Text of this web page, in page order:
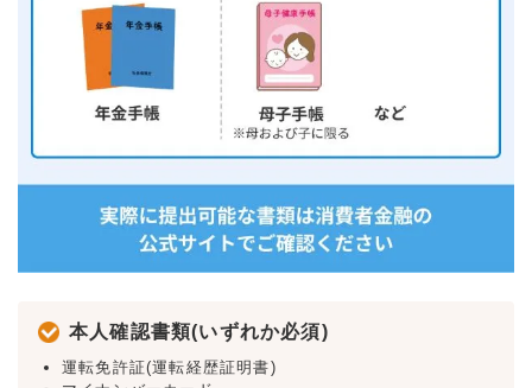
本人確認書類(いずれか必須)
運転免許証(運転経歴証明書)